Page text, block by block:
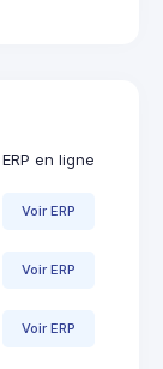
ERP en ligne
Voir ERP
Voir ERP
Voir ERP